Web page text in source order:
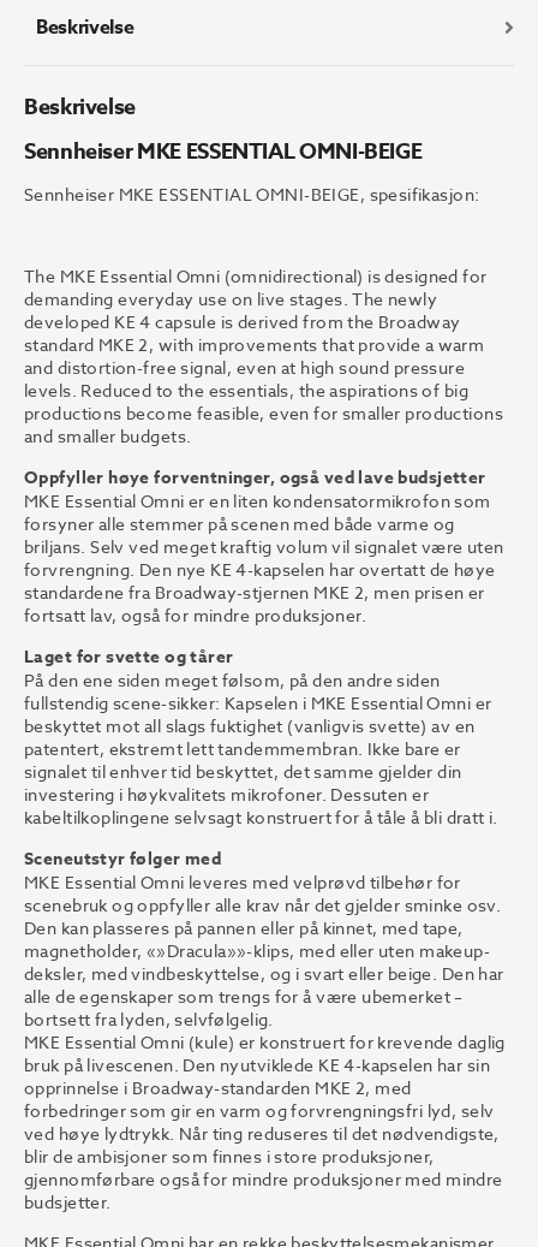
Beskrivelse
Beskrivelse
Sennheiser MKE ESSENTIAL OMNI-BEIGE
Sennheiser MKE ESSENTIAL OMNI-BEIGE, spesifikasjon:
The MKE Essential Omni (omnidirectional) is designed for
demanding everyday use on live stages. The newly
developed KE 4 capsule is derived from the Broadway
standard MKE 2, with improvements that provide a warm
and distortion-free signal, even at high sound pressure
levels. Reduced to the essentials, the aspirations of big
productions become feasible, even for smaller productions
and smaller budgets.
Oppfyller høye forventninger, også ved lave budsjetter
MKE Essential Omni er en liten kondensatormikrofon som
forsyner alle stemmer på scenen med både varme og
briljans. Selv ved meget kraftig volum vil signalet være uten
forvrengning. Den nye KE 4-kapselen har overtatt de høye
standardene fra Broadway-stjernen MKE 2, men prisen er
fortsatt lav, også for mindre produksjoner.
Laget for svette og tårer
På den ene siden meget følsom, på den andre siden
fullstendig scene-sikker: Kapselen i MKE Essential Omni er
beskyttet mot all slags fuktighet (vanligvis svette) av en
patentert, ekstremt lett tandemmembran. Ikke bare er
signalet til enhver tid beskyttet, det samme gjelder din
investering i høykvalitets mikrofoner. Dessuten er
kabeltilkoplingene selvsagt konstruert for å tåle å bli dratt i.
Sceneutstyr følger med
MKE Essential Omni leveres med velprøvd tilbehør for
scenebruk og oppfyller alle krav når det gjelder sminke osv.
Den kan plasseres på pannen eller på kinnet, med tape,
magnetholder, «»Dracula»»-klips, med eller uten makeup-
deksler, med vindbeskyttelse, og i svart eller beige. Den har
alle de egenskaper som trengs for å være ubemerket –
bortsett fra lyden, selvfølgelig.
MKE Essential Omni (kule) er konstruert for krevende daglig
bruk på livescenen. Den nyutviklede KE 4-kapselen har sin
opprinnelse i Broadway-standarden MKE 2, med
forbedringer som gir en varm og forvrengningsfri lyd, selv
ved høye lydtrykk. Når ting reduseres til det nødvendigste,
blir de ambisjoner som finnes i store produksjoner,
gjennomførbare også for mindre produksjoner med mindre
budsjetter.